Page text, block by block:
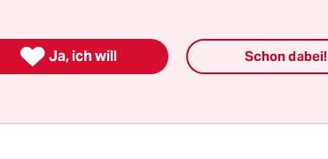
Un­weigerlich muss man
der NS‑Zeit oder ­Lynndie
 Ja, ich will Schon dabei!